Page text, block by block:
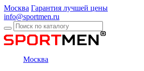
Москва Гарантия лучшей цены
info@sportmen.ru
Москва